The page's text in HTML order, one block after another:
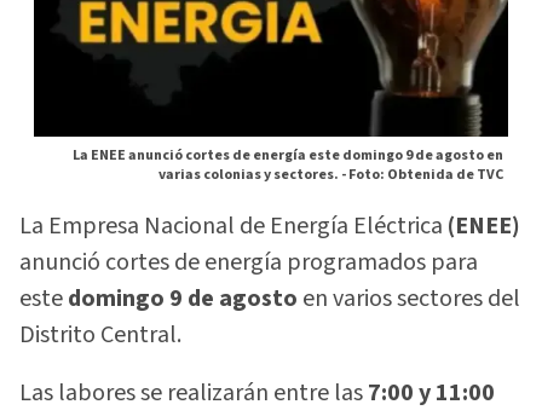
La ENEE anunció cortes de energía este domingo 9 de agosto en
varias colonias y sectores. -Foto: Obtenida de TVC
La Empresa Nacional de Energía Eléctrica (ENEE)
anunció cortes de energía programados para
estedomingo 9 de agosto en varios sectores del
Distrito Central.
Las labores se realizarán entre las7:00 y 11:00